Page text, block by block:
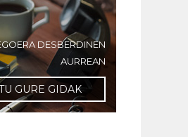
DESBERDINEN
AURREAN
GURE GIDAK